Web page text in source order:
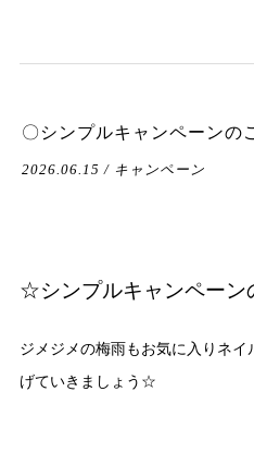
〇シンプルキャンペーンの
2026.06.15 / キャンペーン
☆シンプルキャンペー
ジメジメの梅雨もお気に入りネ
げていきましょう☆